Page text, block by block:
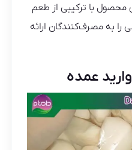
محصول با ترکیبی از طعم
به مصرف‌کنندگان ارائه
عمده